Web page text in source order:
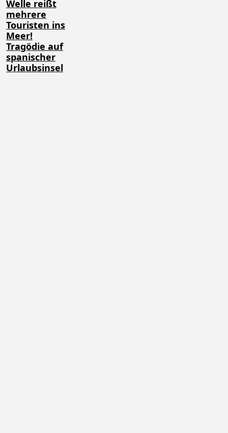
Welle reißt
mehrere
Touristen ins
Meer!
Tragödie auf
spanischer
Urlaubsinsel